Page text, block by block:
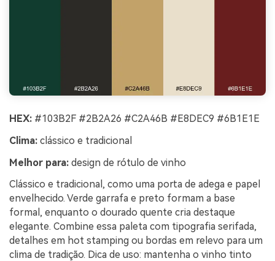
HEX: #103B2F #2B2A26 #C2A46B #E8DEC9 #6B1E1E
Clima: clássico e tradicional
Melhor para: design de rótulo de vinho
Clássico e tradicional, como uma porta de adega e papel
envelhecido. Verde garrafa e preto formam a base
formal, enquanto o dourado quente cria destaque
elegante. Combine essa paleta com tipografia serifada,
detalhes em hot stamping ou bordas em relevo para um
clima de tradição. Dica de uso: mantenha o vinho tinto